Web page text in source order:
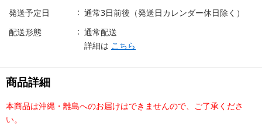
発送予定日
通常3日前後（発送日カレンダー休日除く）
配送形態
通常配送
詳細は こちら
商品詳細
本商品は沖縄・離島へのお届けはできませんので、ご了承くださ
い。